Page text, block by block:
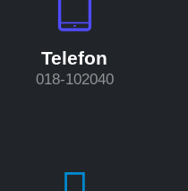
Telefon
018-102040